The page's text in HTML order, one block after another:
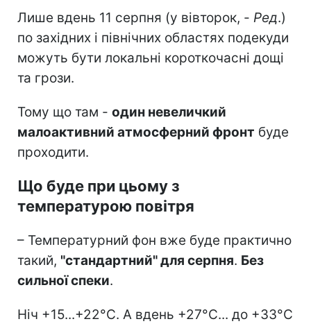
Лише вдень 11 серпня (у вівторок, - Ред.)
по західних і північних областях подекуди
можуть бути локальні короткочасні дощі
та грози.
Тому що там - один невеличкий
малоактивний атмосферний фронт буде
проходити.
Що буде при цьому з
температурою повітря
– Температурний фон вже буде практично
такий, "стандартний" для серпня. Без
сильної спеки.
Ніч +15...+22°C. А вдень +27°C... до +33°C